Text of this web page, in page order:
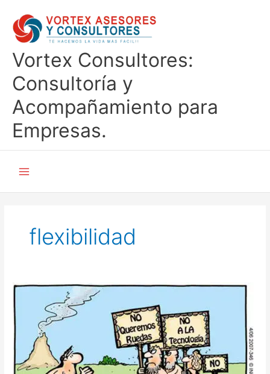
contenido
Vortex Consultores:
Consultoría y
Acompañamiento para
Empresas.
flexibilidad
La
de
las
organizaciones
frente
al